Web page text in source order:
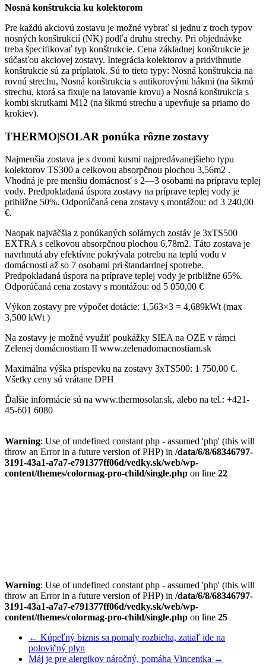
Nosná konštrukcia ku kolektorom
Pre každú akciovú zostavu je možné vybrať si jednu z troch typov
nosných konštrukcií (NK) podľa druhu strechy. Pri objednávke
treba špecifikovať typ konštrukcie. Cena základnej konštrukcie je
súčasťou akciovej zostavy. Integrácia kolektorov a pridvihnutie
konštrukcie sú za príplatok. Sú to tieto typy: Nosná konštrukcia na
rovnú strechu, Nosná konštrukcia s antikorovými hákmi (na šikmú
strechu, ktorá sa fixuje na latovanie krovu) a Nosná konštrukcia s
kombi skrutkami M12 (na šikmú strechu a upevňuje sa priamo do
krokiev).
THERMO|SOLAR ponúka rôzne zostavy
Najmenšia zostava je s dvomi kusmi najpredávanejšieho typu
kolektorov TS300 a celkovou absorpčnou plochou 3,56m2 .
Vhodná je pre menšiu domácnosť s 2—3 osobami na prípravu teplej
vody. Predpokladaná úspora zostavy na príprave teplej vody je
približne 50%. Odporúčaná cena zostavy s montážou: od 3 240,00
€.
Naopak najväčšia z ponúkaných solárnych zostáv je 3xTS500
EXTRA s celkovou absorpčnou plochou 6,78m2. Táto zostava je
navrhnutá aby efektívne pokrývala potrebu na teplú vodu v
domácnosti až so 7 osobami pri štandardnej spotrebe.
Predpokladaná úspora na príprave teplej vody je približne 65%.
Odporúčaná cena zostavy s montážou: od 5 050,00 €
Výkon zostavy pre výpočet dotácie: 1,563×3 = 4,689kWt (max
3,500 kWt )
Na zostavy je možné využiť poukážky SIEA na OZE v rámci
Zelenej domácnostiam II www.zelenadomacnostiam.sk
Maximálna výška príspevku na zostavy 3xTS500: 1 750,00 €.
Všetky ceny sú vrátane DPH
Ďalšie informácie sú na www.thermosolar.sk, alebo na tel.: +421-
45-601 6080
Warning: Use of undefined constant php - assumed 'php' (this will
throw an Error in a future version of PHP) in /data/6/8/68346797-
3191-43a1-a7a7-e791377ff06d/vedky.sk/web/wp-
content/themes/colormag-pro-child/single.php on line 22
Warning: Use of undefined constant php - assumed 'php' (this will
throw an Error in a future version of PHP) in /data/6/8/68346797-
3191-43a1-a7a7-e791377ff06d/vedky.sk/web/wp-
content/themes/colormag-pro-child/single.php on line 25
← Kúpeľný biznis sa pomaly rozbieha, zatiaľ ide na
polovičný plyn
Máj je pre alergikov náročný, pomáha Vincentka →